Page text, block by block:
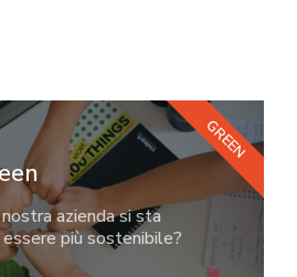
azienda si sta
più sostenibile?
GREEN